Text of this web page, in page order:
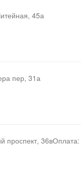
45а
пер, 31а
проспект,